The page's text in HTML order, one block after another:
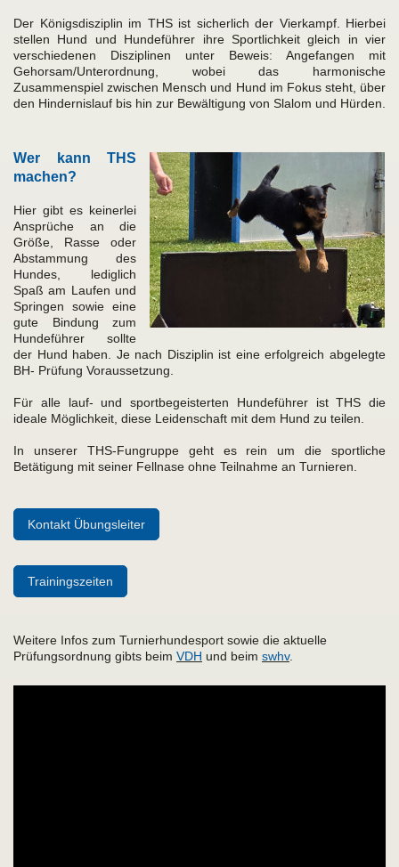
Der Königsdisziplin im THS ist sicherlich der Vierkampf. Hierbei
stellen Hund und Hundeführer ihre Sportlichkeit gleich in vier
verschiedenen Disziplinen unter Beweis: Angefangen mit
Gehorsam/Unterordnung, wobei das harmonische
Zusammenspiel zwischen Mensch und Hund im Fokus steht, über
den Hindernislauf bis hin zur Bewältigung von Slalom und Hürden.
Wer kann THS
machen?
Hier gibt es keinerlei
Ansprüche an die
Größe, Rasse oder
Abstammung des
Hundes, lediglich
Spaß am Laufen und
Springen sowie eine
gute Bindung zum
Hundeführer sollte
der Hund haben. Je nach Disziplin ist eine erfolgreich abgelegte
BH- Prüfung Voraussetzung.
Für alle lauf- und sportbegeisterten Hundeführer ist THS die
ideale Möglichkeit, diese Leidenschaft mit dem Hund zu teilen.
In unserer THS-Fungruppe geht es rein um die sportliche
Betätigung mit seiner Fellnase ohne Teilnahme an Turnieren.
Kontakt Übungsleiter
Trainingszeiten
Weitere Infos zum Turnierhundesport sowie die aktuelle
Prüfungsordnung gibts beim VDH und beim swhv.